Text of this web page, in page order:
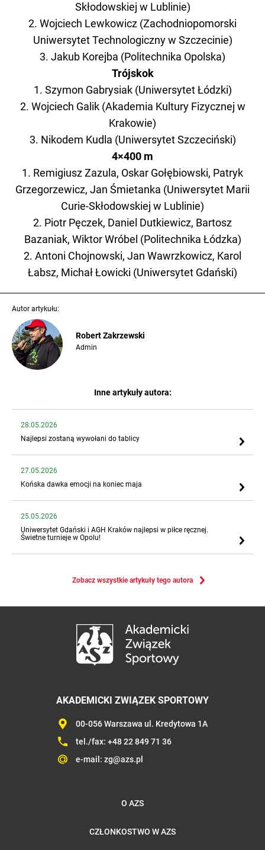
Skłodowskiej w Lublinie)
2. Wojciech Lewkowicz (Zachodniopomorski
Uniwersytet Technologiczny w Szczecinie)
3. Jakub Korejba (Politechnika Opolska)
Trójskok
1. Szymon Gabrysiak (Uniwersytet Łódzki)
2. Wojciech Galik (Akademia Kultury Fizycznej w
Krakowie)
3. Nikodem Kudla (Uniwersytet Szczeciński)
4×400 m
1. Remigiusz Zazula, Oskar Gołębiowski, Patryk
Grzegorzewicz, Jan Śmietanka (Uniwersytet Marii
Curie-Skłodowskiej w Lublinie)
2. Piotr Pęczek, Daniel Dutkiewicz, Bartosz
Bazaniak, Wiktor Wróbel (Politechnika Łódzka)
2. Antoni Chojnowski, Jan Wawrzkowicz, Karol
Łabsz, Michał Łowicki (Uniwersytet Gdański)
Autor artykułu:
Robert Zakrzewski
Admin
Inne artykuły autora:
28.05.2026
Najlepsi zostaną wywołani do tablicy
27.05.2026
Końska dawka emocji na koniec maja
25.05.2026
Uniwersytet Gdański i AGH Kraków najlepsi w piłce ręcznej.
Świetne turnieje w Opolu!
Zobacz wszystkie artykuły tego autora
AKADEMICKI ZWIĄZEK SPORTOWY
00-056 Warszawa ul. Kredytowa 1A
tel./fax: +48 22 849 71 36
e-mail: zg@azs.pl
O AZS
CZŁONKOSTWO W AZS